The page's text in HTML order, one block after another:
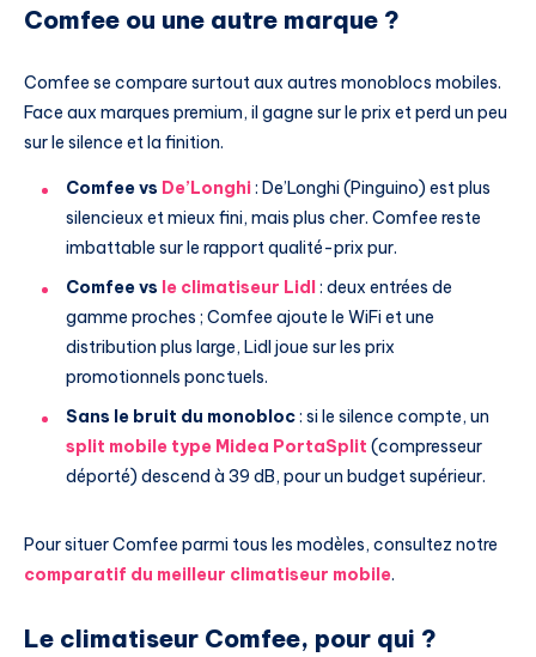
Comfee ou une autre marque ?
Comfee se compare surtout aux autres monoblocs mobiles.
Face aux marques premium, il gagne sur le prix et perd un peu
sur le silence et la finition.
Comfee vs De’Longhi: De’Longhi (Pinguino) est plus
silencieux et mieux fini, mais plus cher. Comfee reste
imbattable sur le rapport qualité-prix pur.
Comfee vs le climatiseur Lidl: deux entrées de
gamme proches ; Comfee ajoute le WiFi et une
distribution plus large, Lidl joue sur les prix
promotionnels ponctuels.
Sans le bruit du monobloc: si le silence compte, un
split mobile type Midea PortaSplit (compresseur
déporté) descend à 39 dB, pour un budget supérieur.
Pour situer Comfee parmi tous les modèles, consultez notre
comparatif du meilleur climatiseur mobile.
Le climatiseur Comfee, pour qui ?